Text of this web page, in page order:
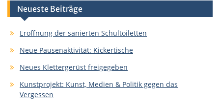
Neueste Beiträge
Eröffnung der sanierten Schultoiletten
Neue Pausenaktivität: Kickertische
Neues Klettergerüst freigegeben
Kunstprojekt: Kunst, Medien & Politik gegen das
Vergessen